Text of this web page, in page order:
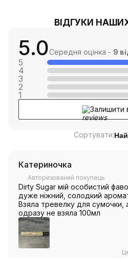
ВІДГУКИ
5.0Середня оцінка - 9
5
4
3
2
1
Залишити
Сортувати:
Катериночка
Авторизований покупець
Dirty Sugar мій особистий
дуже ніжний, солодкий
Взяла тревелку для
одразу не взяла 100мл